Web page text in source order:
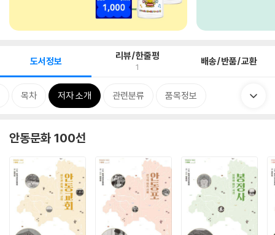
도서정보 리뷰/한줄평
1 배송/반품/교환
목차 저자 소개 관련분류 품목정보
안동문화 100선